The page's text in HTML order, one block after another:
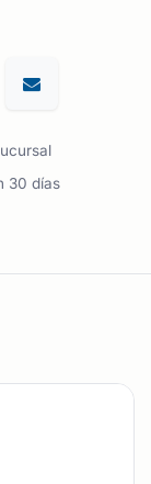
30 días